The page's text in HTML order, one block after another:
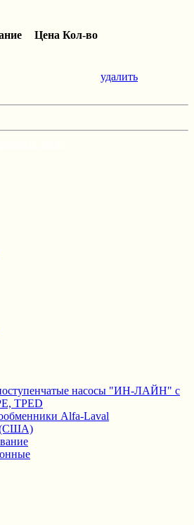
Цена Кол-во
удалить
насосы "ИН-ЛАЙН" с
TPED
Alfa-Laval
(США)